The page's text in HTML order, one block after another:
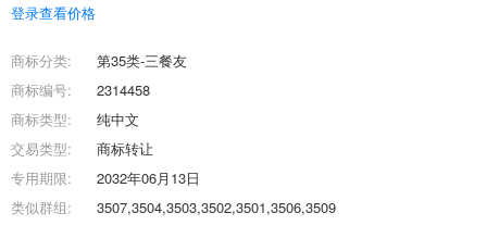
登录查看价格
商标分类:
第35类-三餐友
商标编号:
2314458
商标类型:
纯中文
交易类型:
商标转让
专用期限:
2032年06月13日
类似群组:
3507,3504,3503,3502,3501,3506,3509